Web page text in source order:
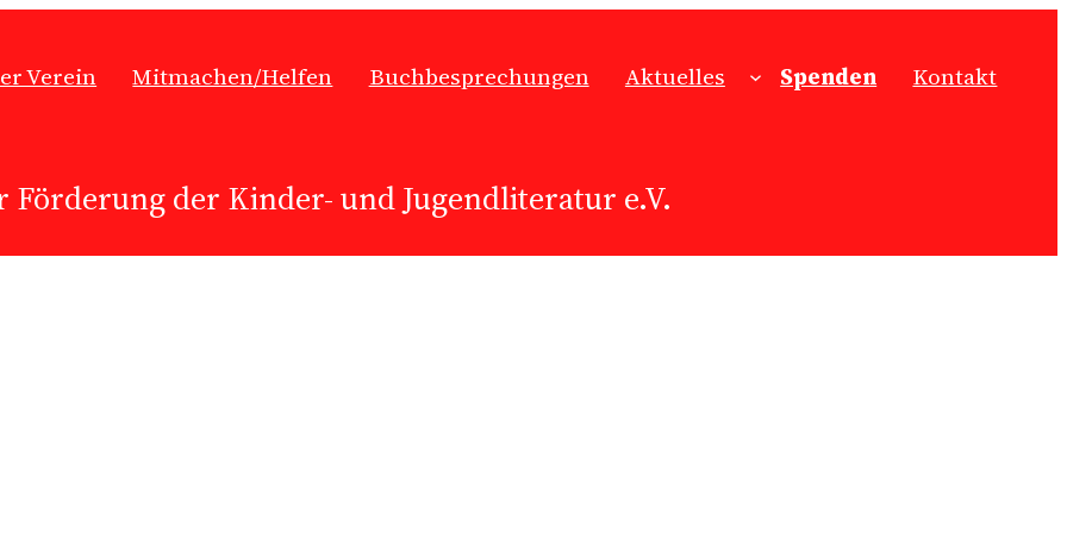
Verein Mitmachen/Helfen Buchbesprechungen Aktuelles Spenden Kontakt
Förderung der Kinder- und Jugendliteratur e.V.